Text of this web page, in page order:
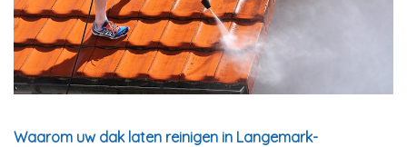
Waarom uw dak laten reinigen in Langemark-